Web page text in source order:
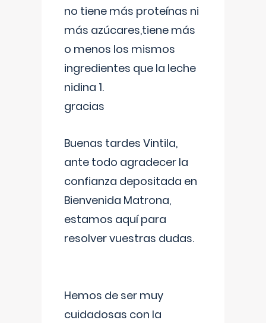
no tiene más proteínas ni
más azúcares,tiene más
o menos los mismos
ingredientes que la leche
nidina 1.
gracias
Buenas tardes Vintila,
ante todo agradecer la
confianza depositada en
Bienvenida Matrona,
estamos aquí para
resolver vuestras dudas.
Hemos de ser muy
cuidadosas con la